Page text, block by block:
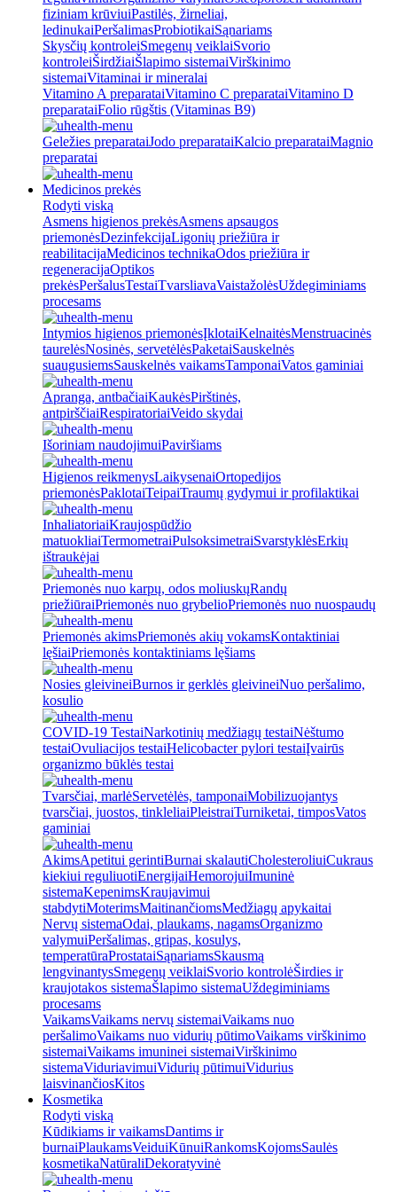
fiziniam krūviuiPastilės, žirneliai,
ledinukaiPeršalimasProbiotikaiSąnariams
Skysčių kontroleiSmegenų veiklaiSvorio
kontroleiŠirdžiaiŠlapimo sistemaiVirškinimo
sistemaiVitaminai ir mineralai
Vitamino A preparataiVitamino C preparataiVitamino D
preparataiFolio rūgštis (Vitaminas B9)
Geležies preparataiJodo preparataiKalcio preparataiMagnio
preparatai
Medicinos prekės
Rodyti viską
Asmens higienos prekėsAsmens apsaugos
priemonėsDezinfekcijaLigonių priežiūra ir
reabilitacijaMedicinos technikaOdos priežiūra ir
regeneracijaOptikos
prekėsPeršalusTestaiTvarsliavaVaistažolėsUždegiminiams
procesams
Intymios higienos priemonėsĮklotaiKelnaitėsMenstruacinės
taurelėsNosinės, servetėlėsPaketaiSauskelnės
suaugusiemsSauskelnės vaikamsTamponaiVatos gaminiai
Apranga, antbačiaiKaukėsPirštinės,
antpirščiaiRespiratoriaiVeido skydai
Išoriniam naudojimuiPaviršiams
Higienos reikmenysLaikysenaiOrtopedijos
priemonėsPaklotaiTeipaiTraumų gydymui ir profilaktikai
InhaliatoriaiKraujospūdžio
matuokliaiTermometraiPulsoksimetraiSvarstyklėsErkių
ištraukėjai
Priemonės nuo karpų, odos moliuskųRandų
priežiūraiPriemonės nuo grybelioPriemonės nuo nuospaudų
Priemonės akimsPriemonės akių vokamsKontaktiniai
lęšiaiPriemonės kontaktiniams lęšiams
Nosies gleivineiBurnos ir gerklės gleivineiNuo peršalimo,
kosulio
COVID-19 TestaiNarkotinių medžiagų testaiNėštumo
testaiOvuliacijos testaiHelicobacter pylori testaiĮvairūs
organizmo būklės testai
Tvarsčiai, marlėServetėlės, tamponaiMobilizuojantys
tvarsčiai, juostos, tinkleliaiPleistraiTurniketai, timposVatos
gaminiai
AkimsApetitui gerintiBurnai skalautiCholesteroliuiCukraus
kiekiui reguliuotiEnergijaiHemorojuiImuninė
sistemaKepenimsKraujavimui
stabdytiMoterimsMaitinančiomsMedžiagų apykaitai
Nervų sistemaOdai, plaukams, nagamsOrganizmo
valymuiPeršalimas, gripas, kosulys,
temperatūraProstataiSąnariamsSkausmą
lengvinantysSmegenų veiklaiSvorio kontrolėŠirdies ir
kraujotakos sistemaŠlapimo sistemaUždegiminiams
procesams
VaikamsVaikams nervų sistemaiVaikams nuo
peršalimoVaikams nuo vidurių pūtimoVaikams virškinimo
sistemaiVaikams imuninei sistemaiVirškinimo
sistemaViduriavimuiVidurių pūtimuiVidurius
laisvinančiosKitos
Kosmetika
Rodyti viską
Kūdikiams ir vaikamsDantims ir
burnaiPlaukamsVeiduiKūnuiRankomsKojomsSaulės
kosmetikaNatūraliDekoratyvinė